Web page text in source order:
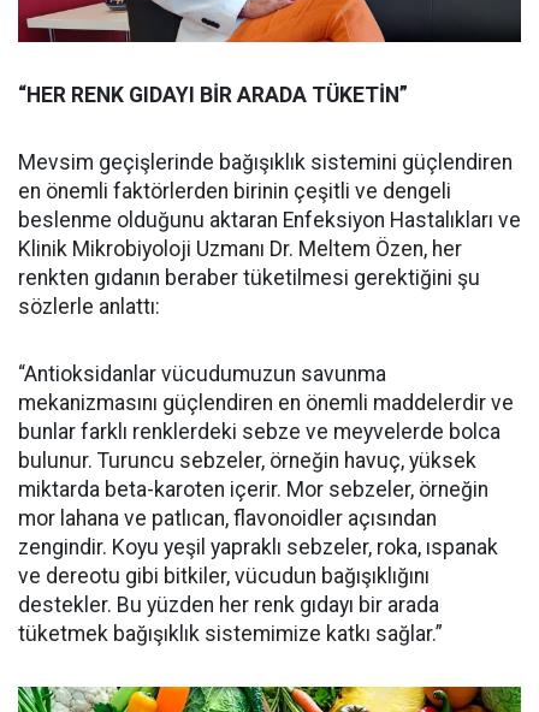
“HER RENK GIDAYI BİR ARADA TÜKETİN”
Mevsim geçişlerinde bağışıklık sistemini güçlendiren
en önemli faktörlerden birinin çeşitli ve dengeli
beslenme olduğunu aktaran Enfeksiyon Hastalıkları ve
Klinik Mikrobiyoloji Uzmanı Dr. Meltem Özen, her
renkten gıdanın beraber tüketilmesi gerektiğini şu
sözlerle anlattı:
“Antioksidanlar vücudumuzun savunma
mekanizmasını güçlendiren en önemli maddelerdir ve
bunlar farklı renklerdeki sebze ve meyvelerde bolca
bulunur. Turuncu sebzeler, örneğin havuç, yüksek
miktarda beta-karoten içerir. Mor sebzeler, örneğin
mor lahana ve patlıcan, flavonoidler açısından
zengindir. Koyu yeşil yapraklı sebzeler, roka, ıspanak
ve dereotu gibi bitkiler, vücudun bağışıklığını
destekler. Bu yüzden her renk gıdayı bir arada
tüketmek bağışıklık sistemimize katkı sağlar.”